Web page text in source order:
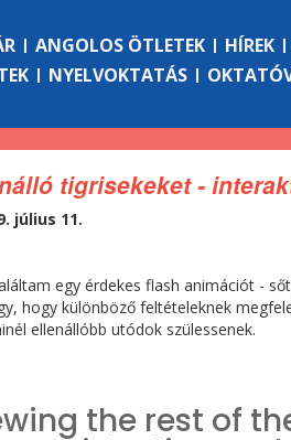
ANGOLOS ÖTLETEK HÍREK
NYELVOKTATÁS
tigrisekeket -
július 11.
egy érdekes flash animációt -
hogy különböző feltételeknek
ellenállóbb utódok szülessenek.